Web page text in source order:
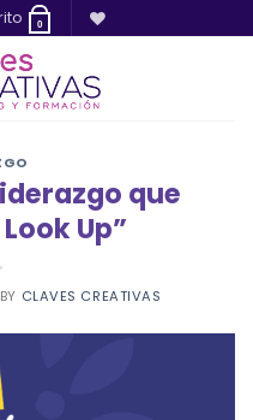
0
que
Up”
BY CLAVES CREATIVAS